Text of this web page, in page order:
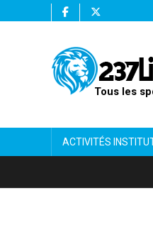
Tous les
ACTIVITÉS